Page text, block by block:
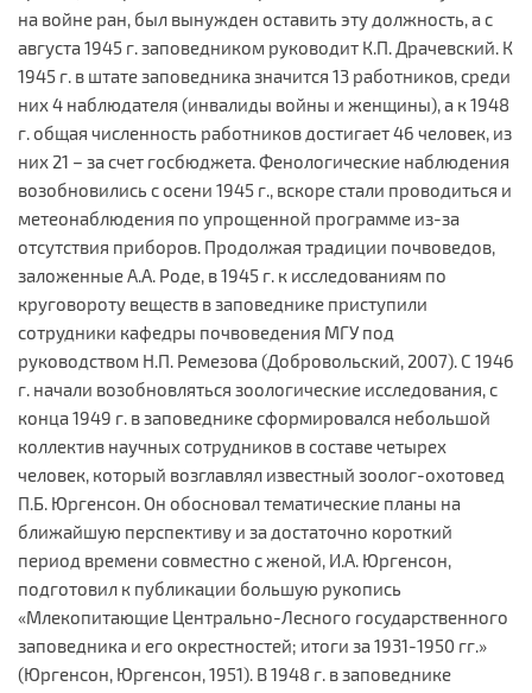
на войне ран, был вынужден оставить эту должность, а с
августа 1945 г. заповедником руководит К.П. Драчевский. К
1945 г. в штате заповедника значится 13 работников, среди
них 4 наблюдателя (инвалиды войны и женщины), а к 1948
г. общая численность работников достигает 46 человек, из
них 21 – за счет госбюджета. Фенологические наблюдения
возобновились с осени 1945 г., вскоре стали проводиться и
метеонаблюдения по упрощенной программе из-за
отсутствия приборов. Продолжая традиции почвоведов,
заложенные А.А. Роде, в 1945 г. к исследованиям по
круговороту веществ в заповеднике приступили
сотрудники кафедры почвоведения МГУ под
руководством Н.П. Ремезова (Добровольский, 2007). С 1946
г. начали возобновляться зоологические исследования, с
конца 1949 г. в заповеднике сформировался небольшой
коллектив научных сотрудников в составе четырех
человек, который возглавлял известный зоолог-охотовед
П.Б. Юргенсон. Он обосновал тематические планы на
ближайшую перспективу и за достаточно короткий
период времени совместно с женой, И.А. Юргенсон,
подготовил к публикации большую рукопись
«Млекопитающие Центрально-Лесного государственного
заповедника и его окрестностей; итоги за 1931-1950 гг.»
(Юргенсон, Юргенсон, 1951). В 1948 г. в заповеднике